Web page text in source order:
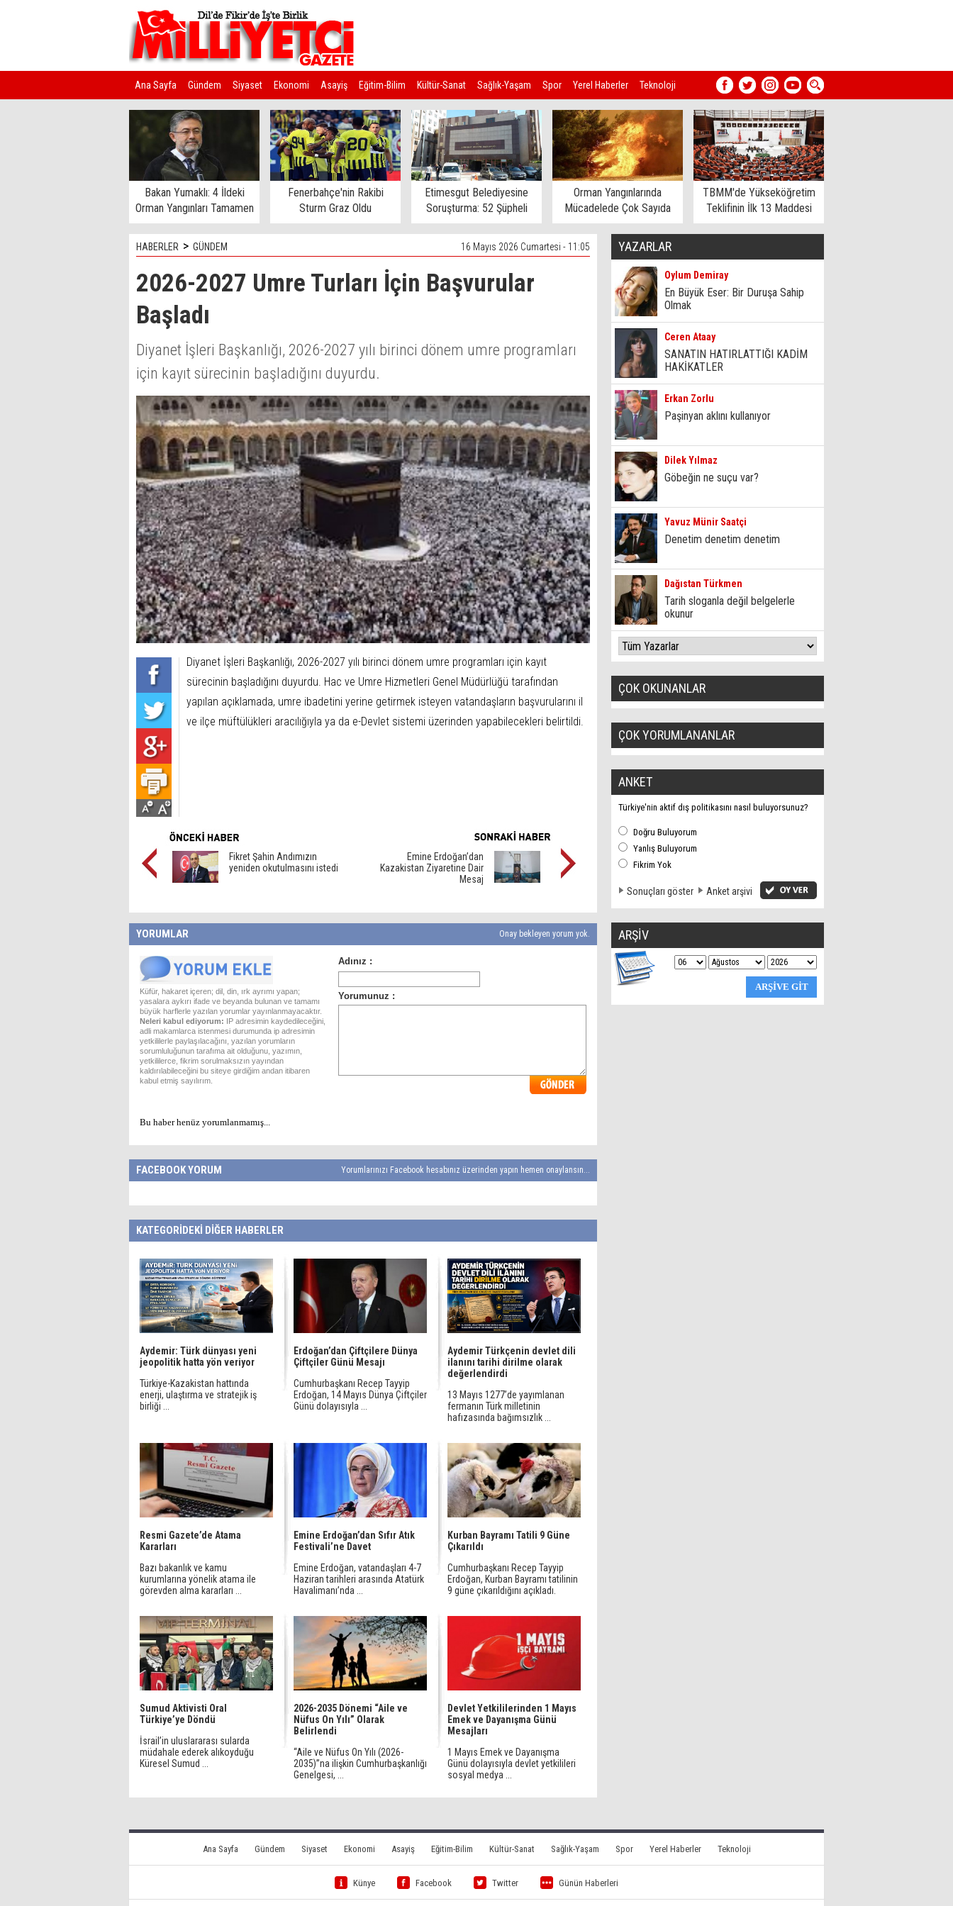
Ana Sayfa Gündem Siyaset Ekonomi Asayiş Eğitim-Bilim Kültür-Sanat Sağlık-Yaşam Spor Yerel Haberler Teknoloji
Kim Kimdir?
Bakan Yumaklı: 4 İldeki
Orman Yangınları Tamamen
Kontrol Altında
Fenerbahçe'nin Rakibi
Sturm Graz Oldu
Etimesgut Belediyesine
Soruşturma: 52 Şüpheli
Gözaltına Alındı
Orman Yangınlarında
Mücadelede Çok Sayıda
Ev Tahliye Edildi
TBMM'de Yükseköğretim
Teklifinin İlk 13 Maddesi
Kabul Edildi
HABERLER > GÜNDEM 16 Mayıs 2026 Cumartesi - 11:05
2026-2027 Umre Turları İçin Başvurular
Başladı
Diyanet İşleri Başkanlığı, 2026-2027 yılı birinci dönem umre programları
için kayıt sürecinin başladığını duyurdu.
Diyanet İşleri Başkanlığı, 2026-2027 yılı birinci dönem umre programları için kayıt
sürecinin başladığını duyurdu. Hac ve Umre Hizmetleri Genel Müdürlüğü tarafından
yapılan açıklamada, umre ibadetini yerine getirmek isteyen vatandaşların başvurularını il
ve ilçe müftülükleri aracılığıyla ya da e-Devlet sistemi üzerinden yapabilecekleri belirtildi.
Fikret Şahin Andımızın
yeniden okutulmasını istedi
Emine Erdoğan’dan
Kazakistan Ziyaretine Dair
Mesaj
YORUMLAR Onay bekleyen yorum yok.
Küfür, hakaret içeren; dil, din, ırk ayrımı yapan;
yasalara aykırı ifade ve beyanda bulunan ve tamamı
büyük harflerle yazılan yorumlar yayınlanmayacaktır.
Neleri kabul ediyorum: IP adresimin kaydedileceğini,
adli makamlarca istenmesi durumunda ip adresimin
yetkililerle paylaşılacağını, yazılan yorumların
sorumluluğunun tarafıma ait olduğunu, yazımın,
yetkililerce, fikrim sorulmaksızın yayından
kaldırılabileceğini bu siteye girdiğim andan itibaren
kabul etmiş sayılırım.
Bu haber henüz yorumlanmamış...
FACEBOOK YORUM Yorumlarınızı Facebook hesabınız üzerinden yapın hemen onaylansın...
KATEGORİDEKİ DİĞER HABERLER
Aydemir: Türk dünyası yeni
jeopolitik hatta yön veriyor
Türkiye-Kazakistan hattında
enerji, ulaştırma ve stratejik iş
birliği ...
Erdoğan’dan Çiftçilere Dünya
Çiftçiler Günü Mesajı
Cumhurbaşkanı Recep Tayyip
Erdoğan, 14 Mayıs Dünya Çiftçiler
Günü dolayısıyla ...
Aydemir Türkçenin devlet dili
ilanını tarihi dirilme olarak
değerlendirdi
13 Mayıs 1277’de yayımlanan
fermanın Türk milletinin
hafızasında bağımsızlık ...
Resmi Gazete’de Atama
Kararları
Bazı bakanlık ve kamu
kurumlarına yönelik atama ile
görevden alma kararları ...
Emine Erdoğan’dan Sıfır Atık
Festivali’ne Davet
Emine Erdoğan, vatandaşları 4-7
Haziran tarihleri arasında Atatürk
Havalimanı’nda ...
Kurban Bayramı Tatili 9 Güne
Çıkarıldı
Cumhurbaşkanı Recep Tayyip
Erdoğan, Kurban Bayramı tatilinin
9 güne çıkarıldığını açıkladı.
Sumud Aktivisti Oral
Türkiye’ye Döndü
İsrail’in uluslararası sularda
müdahale ederek alıkoyduğu
Küresel Sumud ...
2026-2035 Dönemi “Aile ve
Nüfus On Yılı” Olarak
Belirlendi
“Aile ve Nüfus On Yılı (2026-
2035)”na ilişkin Cumhurbaşkanlığı
Genelgesi, ...
Devlet Yetkililerinden 1 Mayıs
Emek ve Dayanışma Günü
Mesajları
1 Mayıs Emek ve Dayanışma
Günü dolayısıyla devlet yetkilileri
sosyal medya ...
YAZARLAR
Oylum Demiray
En Büyük Eser: Bir Duruşa Sahip
Olmak
Ceren Ataay
SANATIN HATIRLATTIĞI KADİM
HAKİKATLER
Erkan Zorlu
Paşinyan aklını kullanıyor
Dilek Yılmaz
Göbeğin ne suçu var?
Yavuz Münir Saatçi
Denetim denetim denetim
Dağıstan Türkmen
Tarih sloganla değil belgelerle
okunur
ÇOK OKUNANLAR
ÇOK YORUMLANANLAR
ANKET
Türkiye'nin aktif dış politikasını nasıl buluyorsunuz?
Doğru Buluyorum
Yanlış Buluyorum
Fikrim Yok
Sonuçları göster Anket arşivi
ARŞİV
Ana Sayfa Gündem Siyaset Ekonomi Asayiş Eğitim-Bilim Kültür-Sanat Sağlık-Yaşam Spor Yerel Haberler Teknoloji
Künye Facebook Twitter Günün Haberleri